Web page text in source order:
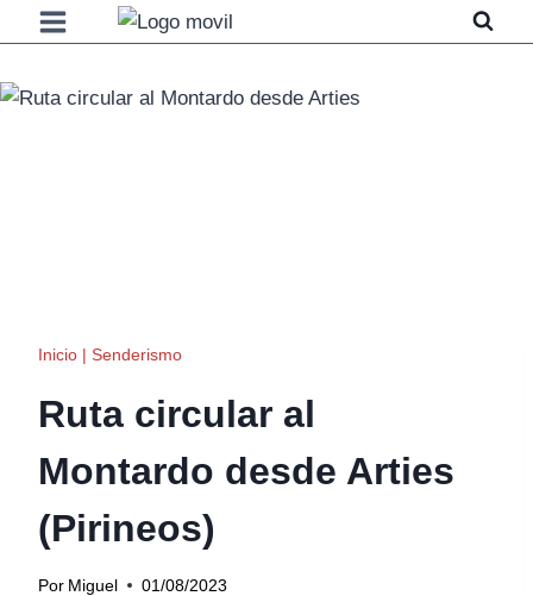
Saltar
al
contenido
Inicio | Senderismo
Ruta circular al
Montardo desde Arties
(Pirineos)
Por Miguel 01/08/2023